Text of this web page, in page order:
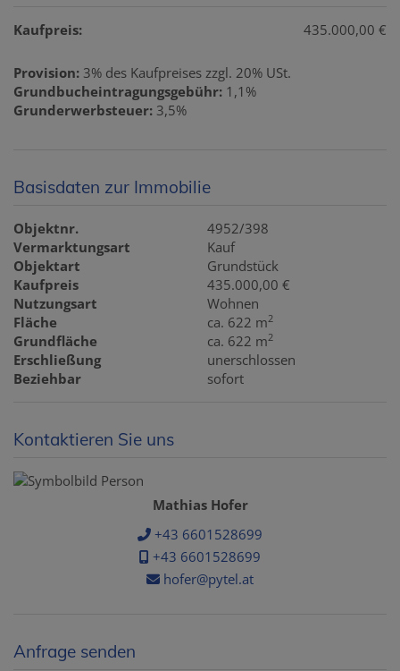
Kaufpreis: 435.000,00 €
Provision: 3% des Kaufpreises zzgl. 20% USt.
Grundbucheintragungsgebühr: 1,1%
Grunderwerbsteuer: 3,5%
Basisdaten zur Immobilie
Objektnr.
4952/398
Vermarktungsart
Kauf
Objektart
Grundstück
Kaufpreis
435.000,00 €
Nutzungsart
Wohnen
Fläche
ca. 622 m2
Grundfläche ca. 622 m2
Erschließung
unerschlossen
Beziehbar
sofort
Kontaktieren Sie uns
Mathias Hofer
+43 6601528699
+43 6601528699
hofer@pytel.at
Anfrage senden